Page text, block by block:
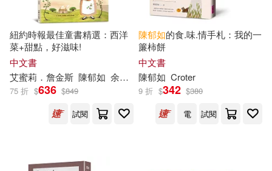
紐約時報最佳童書精選：西洋
菜+甜點，好滋味!
中文書
艾蜜莉．詹金斯 陳郁如 余治瑩 歐玲瀞 蘇菲．布雷克爾（
75 折 $636 $849
試閱
陳郁如的食.味.情手札：我的一
簾柿餅
中文書
陳郁如 Croter
9 折 $342 $380
電
試閱